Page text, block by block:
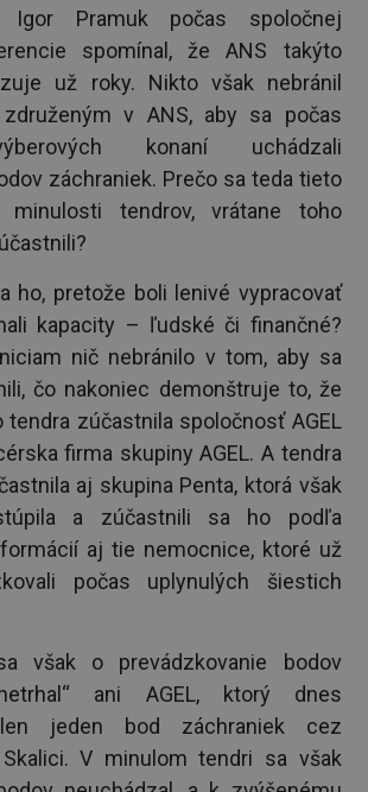
Igor Pramuk počas spoločnej
spomínal, že ANS takýto
už roky. Nikto však nebránil
v ANS, aby sa počas
konaní uchádzali
záchraniek. Prečo sa teda tieto
minulosti tendrov, vrátane toho
ho, pretože boli lenivé vypracovať
kapacity – ľudské či finančné?
nič nebránilo v tom, aby sa
čo nakoniec demonštruje to, že
tendra zúčastnila spoločnosť AGEL
firma skupiny AGEL. A tendra
aj skupina Penta, ktorá však
a zúčastnili sa ho podľa
aj tie nemocnice, ktoré už
počas uplynulých šiestich
však o prevádzkovanie bodov
ani AGEL, ktorý dnes
len jeden bod záchraniek cez
V minulom tendri sa však